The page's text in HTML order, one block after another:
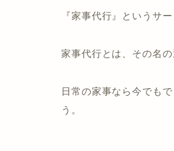
『家事代行』 というサ
家事代行とは、その名
日常の家事なら今でも
う。